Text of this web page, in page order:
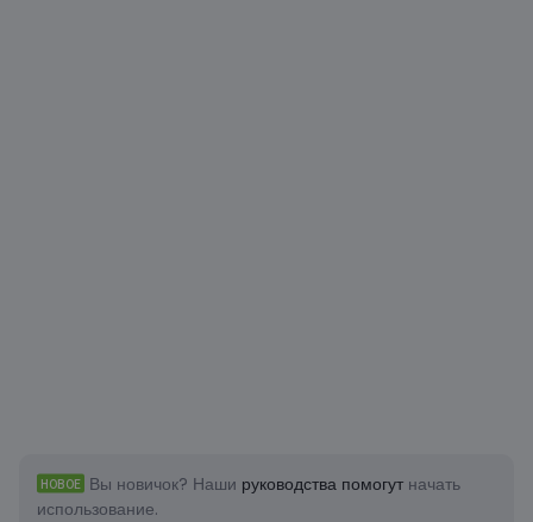
НОВОЕ Вы новичок? Наши руководства помогутначать
использование.